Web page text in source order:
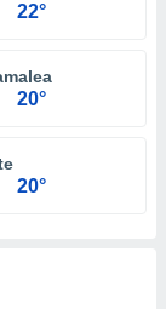
22°
20°
20°